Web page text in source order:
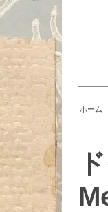
ホーム